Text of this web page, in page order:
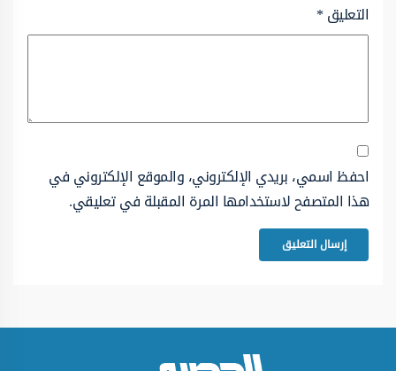
التعليق*
احفظ اسمي، بريدي الإلكتروني، والموقع الإلكتروني في
هذا المتصفح لاستخدامها المرة المقبلة في تعليقي.